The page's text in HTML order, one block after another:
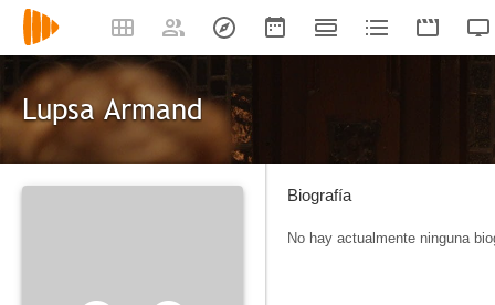
Lupsa Armand
Biografía
No hay actualmente ninguna